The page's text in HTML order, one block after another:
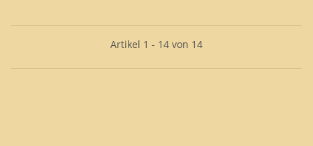
Artikel 1 - 14 von 14